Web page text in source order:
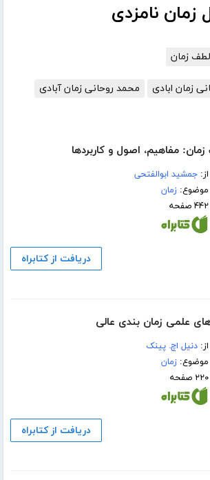
نامزدی
زمان
زمان ابادی
محمد روحانی زمان آبادی
مفاهیم، اصول و کاربردها
از:جمشید ابوالفتحی
موضوع:زمان
۴۴۲ صفحه
دریافت از کتابراه
علمی زمان بندی عالی
از:دنیل اچ. پینک
موضوع:زمان
۲۲۰ صفحه
دریافت از کتابراه